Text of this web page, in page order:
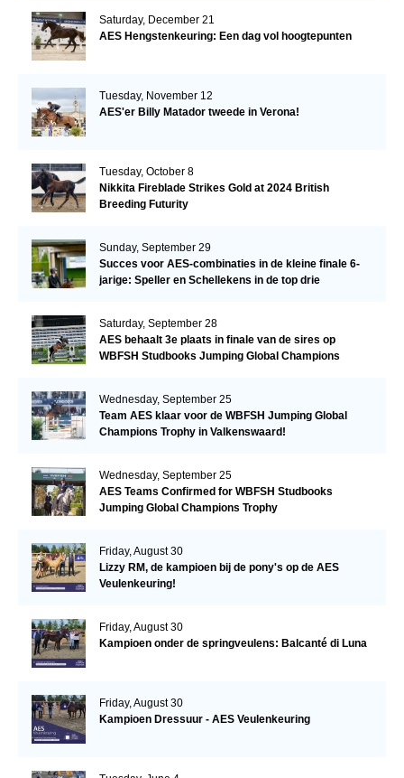
Saturday, December 21
AES Hengstenkeuring: Een dag vol hoogtepunten
Tuesday, November 12
AES'er Billy Matador tweede in Verona!
Tuesday, October 8
Nikkita Fireblade Strikes Gold at 2024 British
Breeding Futurity
Sunday, September 29
Succes voor AES-combinaties in de kleine finale 6-
jarige: Speller en Schellekens in de top drie
Saturday, September 28
AES behaalt 3e plaats in finale van de sires op
WBFSH Studbooks Jumping Global Champions
Wednesday, September 25
Team AES klaar voor de WBFSH Jumping Global
Champions Trophy in Valkenswaard!
Wednesday, September 25
AES Teams Confirmed for WBFSH Studbooks
Jumping Global Champions Trophy
Friday, August 30
Lizzy RM, de kampioen bij de pony's op de AES
Veulenkeuring!
Friday, August 30
Kampioen onder de springveulens: Balcanté di Luna
Friday, August 30
Kampioen Dressuur - AES Veulenkeuring